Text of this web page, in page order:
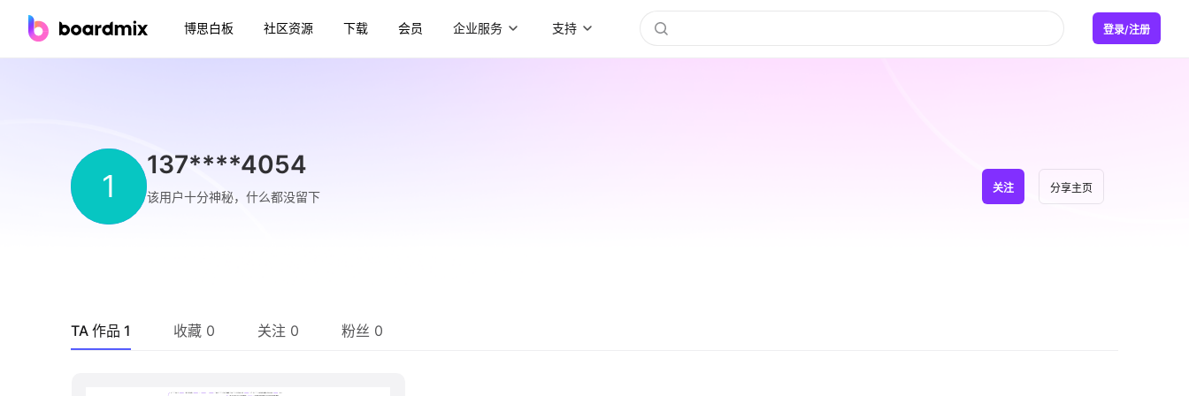
博思白板 社区资源 下载 会员 企业服务 支持 登录/注册
1
137****4054
该用户十分神秘，什么都没留下
关注 分享主页
TA 作品 1 收藏 0 关注 0 粉丝 0